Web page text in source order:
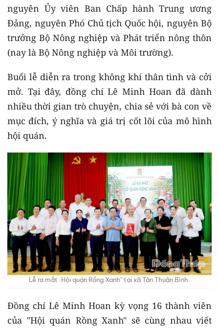
nguyên Ủy viên Ban Chấp hành Trung ương
Đảng, nguyên Phó Chủ tịch Quốc hội, nguyên Bộ
trưởng Bộ Nông nghiệp và Phát triển nông thôn
(nay là Bộ Nông nghiệp và Môi trường).
Buổi lễ diễn ra trong không khí thân tình và cởi
mở. Tại đây, đồng chí Lê Minh Hoan đã dành
nhiều thời gian trò chuyện, chia sẻ với bà con về
mục đích, ý nghĩa và giá trị cốt lõi của mô hình
hội quán.
Lễ ra mắt :Hội quán Rồng Xanh" tại xã Tân Thuận Bình.
Đồng chí Lê Minh Hoan kỳ vọng 16 thành viên
của "Hội quán Rồng Xanh" sẽ cùng nhau viết